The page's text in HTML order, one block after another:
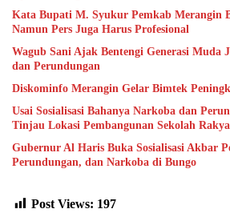
Kata Bupati M. Syukur Pemkab Merangin
Namun Pers Juga Harus Profesional
Wagub Sani Ajak Bentengi Generasi Muda
dan Perundungan
Diskominfo Merangin Gelar Bimtek
Usai Sosialisasi Bahanya Narkoba dan
Tinjau Lokasi Pembangunan Sekolah
Gubernur Al Haris Buka Sosialisasi Akbar
Perundungan, dan Narkoba di Bungo
Post Views: 197